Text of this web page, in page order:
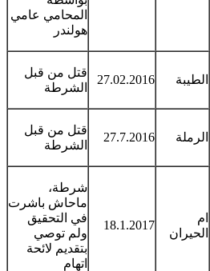
المحامي عامي
هولندر
الطيبة 27.02.2016
قتل من قبل
الشرطة
الرملة 27.7.2016
قتل من قبل
الشرطة
ام
الحيران
18.1.2017
شرطة،
ماحاش باشرت
في التحقيق
ولم توصي
بتقديم لائحة
اتهام